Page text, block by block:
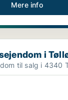
Mere info
i Tølløse
i
til salg i 4340